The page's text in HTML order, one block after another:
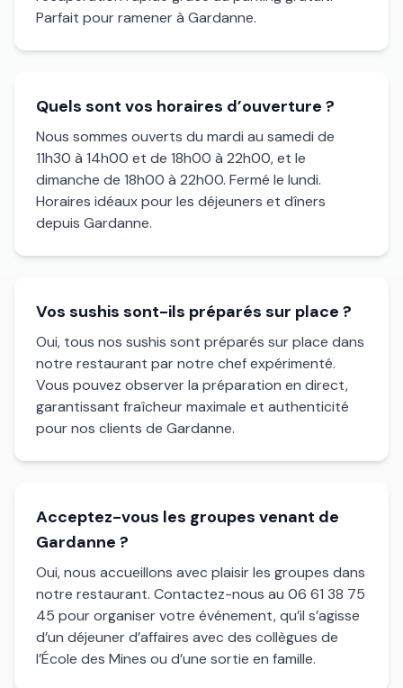
Parfait pour ramener à Gardanne.
Quels sont vos horaires d’ouverture ?
Nous sommes ouverts du mardi au samedi de
11h30 à 14h00 et de 18h00 à 22h00, et le
dimanche de 18h00 à 22h00. Fermé le lundi.
Horaires idéaux pour les déjeuners et dîners
depuis Gardanne.
Vos sushis sont-ils préparés sur place ?
Oui, tous nos sushis sont préparés sur place dans
notre restaurant par notre chef expérimenté.
Vous pouvez observer la préparation en direct,
garantissant fraîcheur maximale et authenticité
pour nos clients de Gardanne.
Acceptez-vous les groupes venant de
Gardanne ?
Oui, nous accueillons avec plaisir les groupes dans
notre restaurant. Contactez-nous au 06 61 38 75
45 pour organiser votre événement, qu’il s’agisse
d’un déjeuner d’affaires avec des collègues de
l’École des Mines ou d’une sortie en famille.